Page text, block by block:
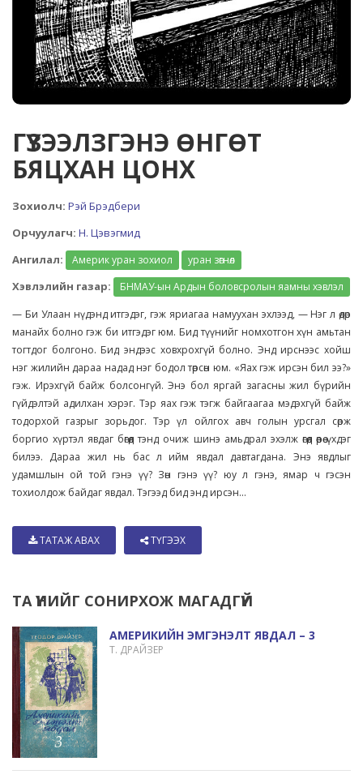
ГҮЗЭЭЛЗГЭНЭ ӨНГӨТ
БЯЦХАН ЦОНХ
Зохиолч: Рэй Брэдбери
Орчуулагч: Н. Цэвэгмид
Ангилал:
Америк уран зохиол уран зөгнөл
Хэвлэлийн газар:
БНМАУ-ын Ардын боловсролын яамны хэвлэл
— Би Улаан нүдэнд итгэдэг, гэж яриагаа намуухан эхлээд, — Нэг л өдөр
манайх болно гэж би итгэдэг юм. Бид түүнийг номхотгон хүн амьтан
тогтдог болгоно. Бид эндээс ховхрохгүй болно. Энд ирснээс хойш
нэг жилийн дараа надад нэг бодол төрсөн юм. «Яах гэж ирсэн бил ээ?»
гэж. Ирэхгүй байж болсонгүй. Энэ бол яргай загасны жил бүрийн
гүйдэлтэй адилхан хэрэг. Тэр яах гэж тэгж байгаагаа мэдэхгүй байж
тодорхой газрыг зорьдог. Тэр үл ойлгох авч голын урсгал сөрж
боргио хүртэл явдаг бөгөөд тэнд очиж шинэ амьдрал эхэлж өгөөд өөрөө үхдэг
билээ. Дараа жил нь бас л ийм явдал давтагдана. Энэ явдлыг
удамшлын ой той гэнэ үү? Зөн гэнэ үү? юу л гэнэ, ямар ч гэсэн
тохиолдож байдаг явдал. Тэгээд бид энд ирсэн...
ТАТАЖ АВАХ ТҮГЭЭХ
ТА ҮҮНИЙГ СОНИРХОЖ МАГАДГҮЙ
АМЕРИКИЙН ЭМГЭНЭЛТ ЯВДАЛ – 3
Т. ДРАЙЗЕР